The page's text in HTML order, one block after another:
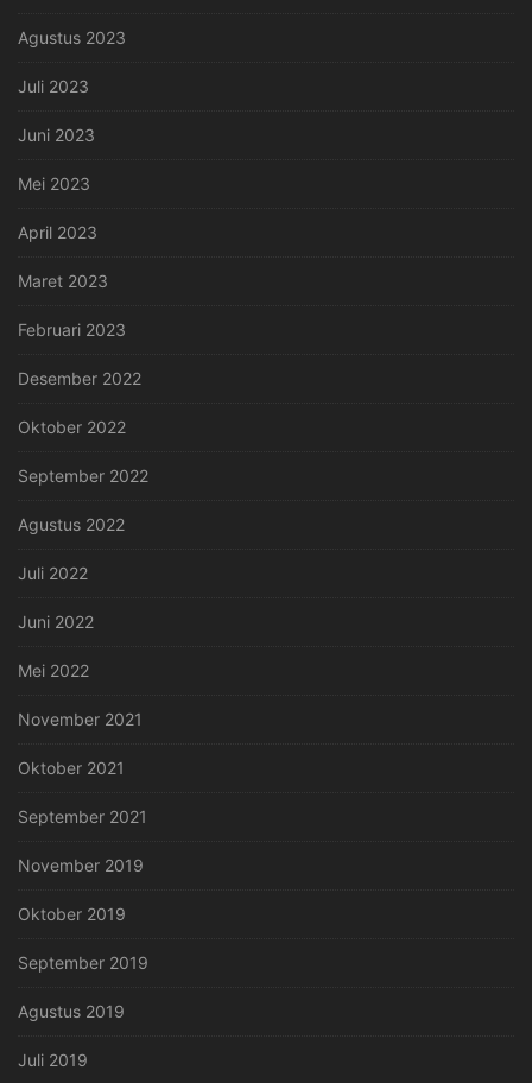
Agustus 2023
Juli 2023
Juni 2023
Mei 2023
April 2023
Maret 2023
Februari 2023
Desember 2022
Oktober 2022
September 2022
Agustus 2022
Juli 2022
Juni 2022
Mei 2022
November 2021
Oktober 2021
September 2021
November 2019
Oktober 2019
September 2019
Agustus 2019
Juli 2019